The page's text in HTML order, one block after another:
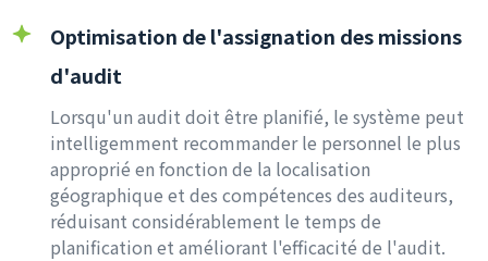
Optimisation de l'assignation des missions
d'audit
Lorsqu'un audit doit être planifié, le système peut
intelligemment recommander le personnel le plus
approprié en fonction de la localisation
géographique et des compétences des auditeurs,
réduisant considérablement le temps de
planification et améliorant l'efficacité de l'audit.